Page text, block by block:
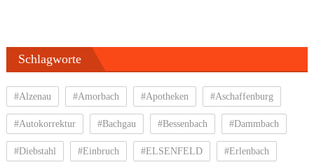
Schlagworte
#Alzenau #Amorbach #Apotheken #Aschaffenburg
#Autokorrektur #Bachgau #Bessenbach #Dammbach
#Diebstahl #Einbruch #ELSENFELD #Erlenbach